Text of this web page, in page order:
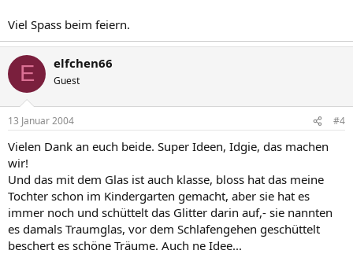
Viel Spass beim feiern.
E elfchen66
Guest
13 Januar 2004 #4
Vielen Dank an euch beide. Super Ideen, Idgie, das machen
wir!
Und das mit dem Glas ist auch klasse, bloss hat das meine
Tochter schon im Kindergarten gemacht, aber sie hat es
immer noch und schüttelt das Glitter darin auf,- sie nannten
es damals Traumglas, vor dem Schlafengehen geschüttelt
beschert es schöne Träume. Auch ne Idee...